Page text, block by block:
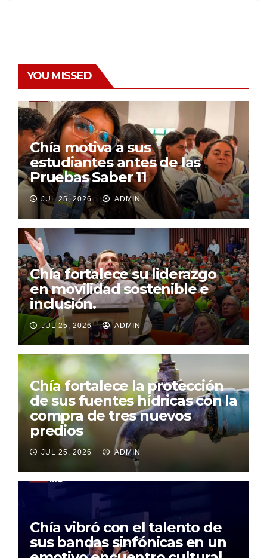
YOU MISSED
Chía motiva a sus
estudiantes antes de las
Pruebas Saber 11
JUL 25, 2026 ADMIN
Chía fortalece su liderazgo
en movilidad sostenible e
inclusión.
JUL 25, 2026 ADMIN
Chía fortalece la protección
de sus fuentes hídricas con la
compra de tres nuevos
predios
JUL 25, 2026 ADMIN
Chía vibró con el talento de
sus bandas sinfónicas en un